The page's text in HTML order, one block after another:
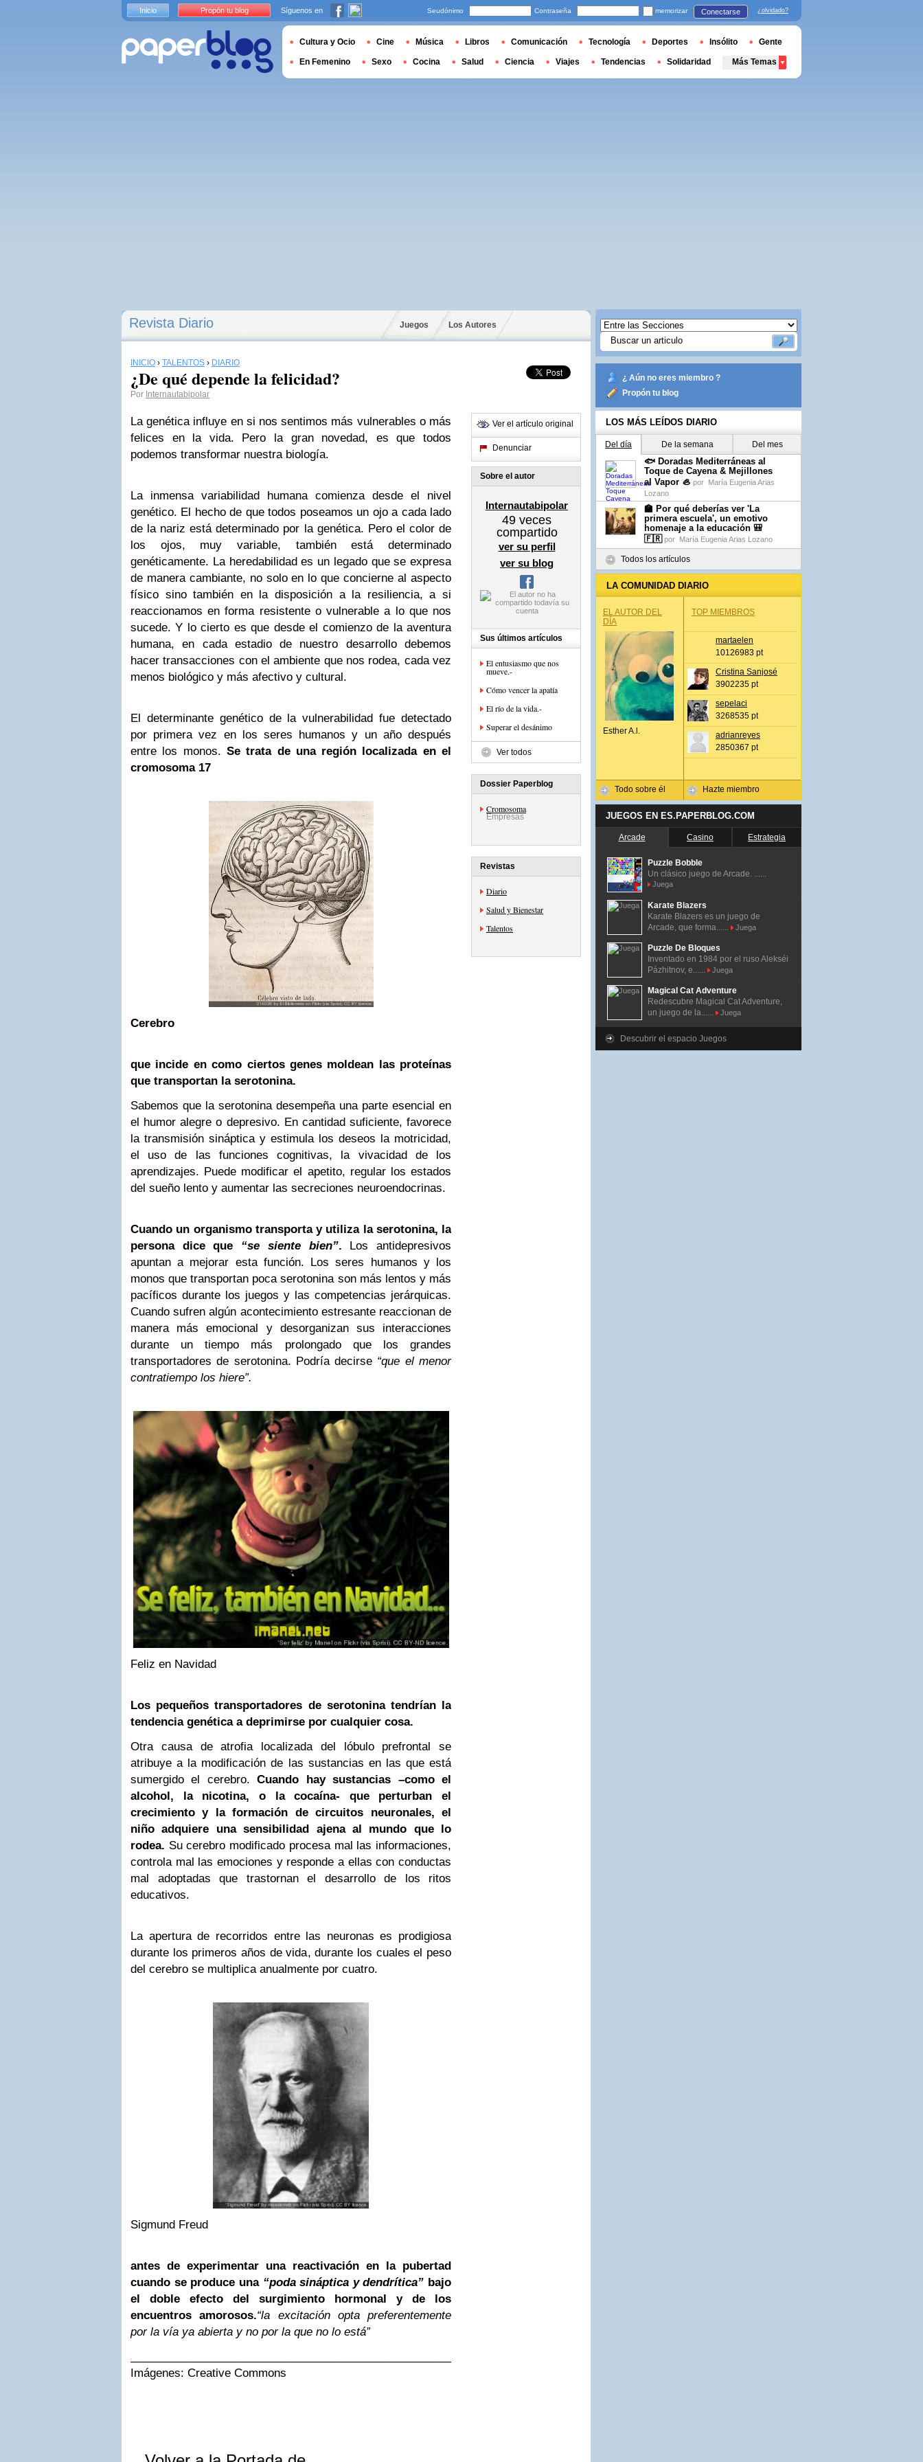
Revista Diario Juegos Los Autores
INICIO › TALENTOS › DIARIO
¿De qué depende la felicidad?
Por Internautabipolar
La genética influye en si nos sentimos más vulnerables o más
felices en la vida. Pero la gran novedad, es que todos
podemos transformar nuestra biología.
La inmensa variabilidad humana comienza desde el nivel
genético. El hecho de que todos poseamos un ojo a cada lado
de la nariz está determinado por la genética. Pero el color de
los ojos, muy variable, también está determinado
genéticamente. La heredabilidad es un legado que se expresa
de manera cambiante, no solo en lo que concierne al aspecto
físico sino también en la disposición a la resiliencia, a si
reaccionamos en forma resistente o vulnerable a lo que nos
sucede. Y lo cierto es que desde el comienzo de la aventura
humana, en cada estadio de nuestro desarrollo debemos
hacer transacciones con el ambiente que nos rodea, cada vez
menos biológico y más afectivo y cultural.
El determinante genético de la vulnerabilidad fue detectado
por primera vez en los seres humanos y un año después
entre los monos. Se trata de una región localizada en el
cromosoma17
Cerebro
que incide en como ciertos genes moldean las proteínas
que transportan la serotonina.
Sabemos que la serotonina desempeña una parte esencial en
el humor alegre o depresivo. En cantidad suficiente, favorece
la transmisión sináptica y estimula los deseos la motricidad,
el uso de las funciones cognitivas, la vivacidad de los
aprendizajes. Puede modificar el apetito, regular los estados
del sueño lento y aumentar las secreciones neuroendocrinas.
Cuando un organismo transporta y utiliza la serotonina, la
persona dice que “se siente bien”. Los antidepresivos
apuntan a mejorar esta función. Los seres humanos y los
monos que transportan poca serotonina son más lentos y más
pacíficos durante los juegos y las competencias jerárquicas.
Cuando sufren algún acontecimiento estresante reaccionan de
manera más emocional y desorganizan sus interacciones
durante un tiempo más prolongado que los grandes
transportadores de serotonina. Podría decirse “que el menor
contratiempo los hiere”.
Feliz en Navidad
Los pequeños transportadores de serotonina tendrían la
tendencia genética a deprimirse por cualquier cosa.
Otra causa de atrofia localizada del lóbulo prefrontal se
atribuye a la modificación de las sustancias en las que está
sumergido el cerebro.Cuando hay sustancias –como el
alcohol, la nicotina, o la cocaína- que perturban el
crecimiento y la formación de circuitos neuronales, el
niño adquiere una sensibilidad ajena al mundo que lo
rodea. Su cerebro modificado procesa mal las informaciones,
controla mal las emociones y responde a ellas con conductas
mal adoptadas que trastornan el desarrollo de los ritos
educativos.
La apertura de recorridos entre las neuronas es prodigiosa
durante los primeros años de vida, durante los cuales el peso
del cerebro se multiplica anualmente por cuatro.
Sigmund Freud
antes de experimentar una reactivación en la pubertad
cuando se produce una “poda sináptica y dendrítica” bajo
el doble efecto del surgimiento hormonal y de los
encuentros amorosos.“la excitación opta preferentemente
por la vía ya abierta y no por la que no lo está”
Imágenes: Creative Commons
Ver el artículo original
Denunciar
Sobre el autor
Internautabipolar
49 veces
compartido
ver su perfil
ver su blog
Sus últimos artículos
El entusiasmo que nos
mueve.-
Cómo vencer la apatía
El río de la vida.-
Superar el desánimo
Ver todos
Dossier Paperblog
Cromosoma
Empresas
Revistas
Diario
Salud y Bienestar
Talentos
¿ Aún no eres miembro ?
Propón tu blog
LOS MÁS LEÍDOS DIARIO
Del día De la semana Del mes
🐟 Doradas Mediterráneas al
Toque de Cayena & Mejillones
al Vapor 🦪 por María Eugenia Arias
Lozano
🏫 Por qué deberías ver 'La
primera escuela', un emotivo
homenaje a la educación 🎒
🇫🇷 por María Eugenia Arias Lozano
Todos los artículos
LA COMUNIDAD DIARIO
EL AUTOR DEL
DÍA
Esther A.l.
Todo sobre él
TOP MIEMBROS
martaelen
10126983 pt
Cristina Sanjosé
3902235 pt
sepelaci
3268535 pt
adrianreyes
2850367 pt
Hazte miembro
JUEGOS EN ES.PAPERBLOG.COM
Arcade Casino Estrategia
Puzzle Bobble
Un clásico juego de Arcade. ......
Juega
Karate Blazers
Karate Blazers es un juego de
Arcade, que forma......
Juega
Puzzle De Bloques
Inventado en 1984 por el ruso Alekséi
Pázhitnov, e......
Juega
Magical Cat Adventure
Redescubre Magical Cat Adventure,
un juego de la......
Juega
Descubrir el espacio Juegos
Inicio Propón tu blog Síguenos en Seudónimo Contraseña memorizar Conectarse ¿olvidado?
Cultura y Ocio Cine Música Libros Comunicación Tecnología Deportes Insólito Gente
En Femenino Sexo Cocina Salud Ciencia Viajes Tendencias Solidaridad Más Temas